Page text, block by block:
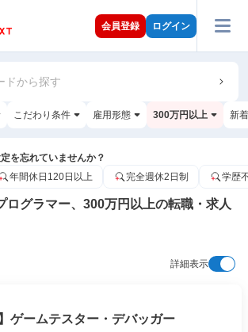
会員登録 ログイン
ドから探す
こだわり条件 雇用形態 300万円以上 新
を忘れていませんか？
年間休日120日以上 完全週休2日制 学歴
ログラマー、300万円以上の転職・求人
詳細表示
ゲームテスター・デバッガー